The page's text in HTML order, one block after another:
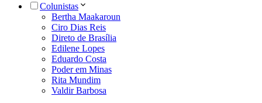
Colunistas
Bertha Maakaroun
Ciro Dias Reis
Direto de Brasília
Edilene Lopes
Eduardo Costa
Poder em Minas
Rita Mundim
Valdir Barbosa